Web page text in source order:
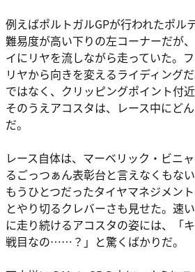
例えばポルトガルGPが行われたポル
難易度が高い下りの左コーナーだが
イにリヤを流しながら走っていた。
リヤから向きを変えるライディング
ではなく、クリッピングポイント付
そのうえアコスタは、レース中にど
だ。
レース自体は、マーベリック・ビニ
るごっつぁん表彰台と言えなくもな
もうひとつだったタイヤマネジメン
とやり切るクレバーさも見せた。速
に走り続けるアコスタの姿には、「
戦目なの……？」と驚くばかりだ。